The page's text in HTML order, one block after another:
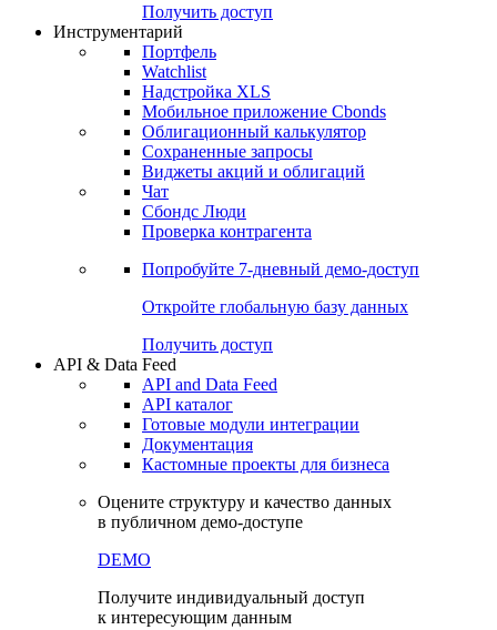
Получить доступ
Инструментарий
Портфель
Watchlist
Надстройка XLS
Мобильное приложение Cbonds
Облигационный калькулятор
Сохраненные запросы
Виджеты акций и облигаций
Чат
Сбондс Люди
Проверка контрагента
Попробуйте 7-дневный демо-доступ
Откройте глобальную базу данных
Получить доступ
API & Data Feed
API and Data Feed
API каталог
Готовые модули интеграции
Документация
Кастомные проекты для бизнеса
Оцените структуру и качество данных
в публичном демо-доступе
DEMO
Получите индивидуальный доступ
к интересующим данным